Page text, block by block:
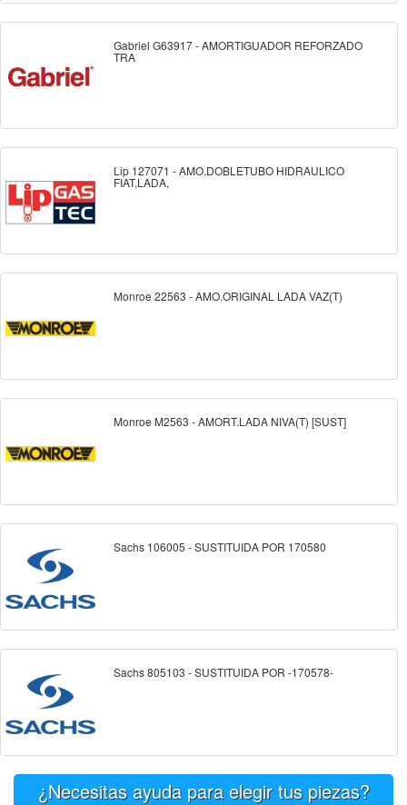
Gabriel G63917 - AMORTIGUADOR REFORZADO
TRA
Lip 127071 - AMO.DOBLETUBO HIDRAULICO
FIAT,LADA,
Monroe 22563 - AMO.ORIGINAL LADA VAZ(T)
Monroe M2563 - AMORT.LADA NIVA(T) [SUST]
Sachs 106005 - SUSTITUIDA POR 170580
Sachs 805103 - SUSTITUIDA POR -170578-
¿Necesitas ayuda para elegir tus piezas?